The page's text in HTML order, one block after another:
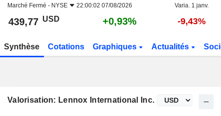
Marché Fermé - NYSE 22:00:02 07/08/2026 Varia. 1 janv.
439,77 USD +0,93% -9,43%
Synthèse Cotations Graphiques Actualités
Valorisation: Lennox International Inc.